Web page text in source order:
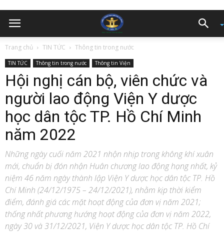
Trang chủ TIN TỨC Thông tin trong nước
TIN TỨC Thông tin trong nước Thông tin Viện
Hội nghị cán bộ, viên chức và
người lao động Viện Y dược
học dân tộc TP. Hồ Chí Minh
năm 2022
Những ngày cuối năm 2021 nhộn nhịp trong không khí xuân
mới, chuẩn bị đón nhận Huân chương lao động hạng nhất, kỷ
niệm 46 năm ngày thành lập Viện Y dược học dân tộc TP. Hồ
Chí Minh (24/12/1975 – 24/12/2021), nhằm kịp thời kiểm
điểm, đánh giá các mặt hoạt động của đơn vị năm 2021;
thống nhất phương hướng hoạt động của đơn vị năm 2022,
ngày 30 và 31/12/2021, Viện Y dược học dân tộc TP. Hồ Chí